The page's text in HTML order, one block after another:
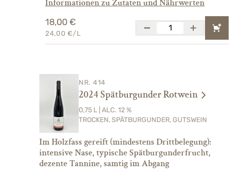
Informationen zu Zutaten und Nährwerten
18,00 €
24,00 €/L
NR. 414
2024 Spätburgunder Rotwein
0,75 L | ALC. 12 %
TROCKEN, SPÄTBURGUNDER, GUTSWEIN
Im Holzfass gereift (mindestens Drittbelegung):
intensive Nase, typische Spätburgunderfrucht,
dezente Tannine, samtig im Abgang